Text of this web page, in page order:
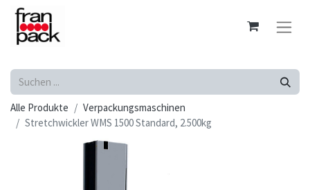
Alle Produkte
Verpackungsmaschinen
Stretchwickler WMS 1500 Standard, 2.500kg